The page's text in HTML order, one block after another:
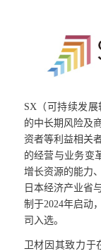
SX（可持续发
的中长期风险及
资者等利益相关
的经营与业务变
增长资源的能力
日本经济产业省
制于2024年启动
司入选。
卫材因其致力